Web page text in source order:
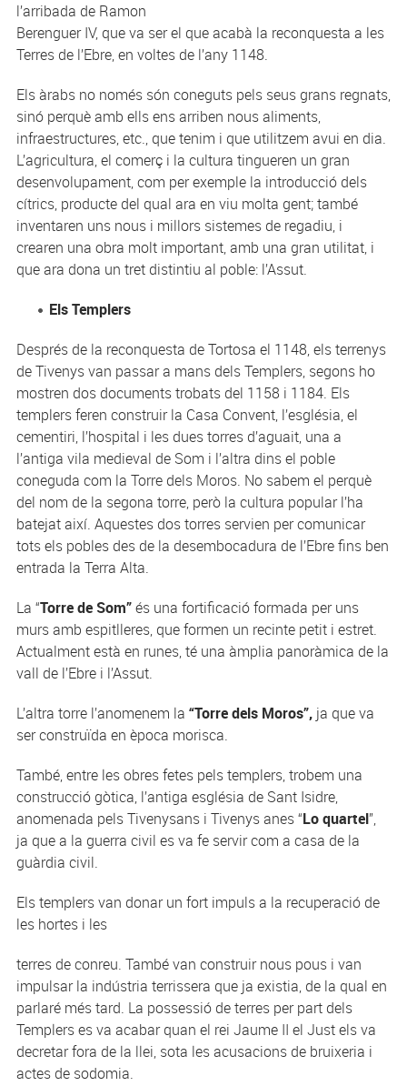
l’arribada de Ramon
Berenguer IV, que va ser el que acabà la reconquesta a les
Terres de l’Ebre, en voltes de l’any 1148.
Els àrabs no només són coneguts pels seus grans regnats,
sinó perquè amb ells ens arriben nous aliments,
infraestructures, etc., que tenim i que utilitzem avui en dia.
L’agricultura, el comerç i la cultura tingueren un gran
desenvolupament, com per exemple la introducció dels
cítrics, producte del qual ara en viu molta gent; també
inventaren uns nous i millors sistemes de regadiu, i
crearen una obra molt important, amb una gran utilitat, i
que ara dona un tret distintiu al poble: l’Assut.
Els Templers
Després de la reconquesta de Tortosa el 1148, els terrenys
de Tivenys van passar a mans dels Templers, segons ho
mostren dos documents trobats del 1158 i 1184. Els
templers feren construir la Casa Convent, l’església, el
cementiri, l’hospital i les dues torres d’aguait, una a
l’antiga vila medieval de Som i l’altra dins el poble
coneguda com la Torre dels Moros. No sabem el perquè
del nom de la segona torre, però la cultura popular l’ha
batejat així. Aquestes dos torres servien per comunicar
tots els pobles des de la desembocadura de l’Ebre fins ben
entrada la Terra Alta.
La “Torre de Som”és una fortificació formada per uns
murs amb espitlleres, que formen un recinte petit i estret.
Actualment està en runes, té una àmplia panoràmica de la
vall de l’Ebre i l’Assut.
L’altra torre l’anomenem la “Torre dels Moros”,ja que va
ser construïda en època morisca.
També, entre les obres fetes pels templers, trobem una
construcció gòtica, l’antiga església de Sant Isidre,
anomenada pels Tivenysans i Tivenys anes “Lo quartel”,
ja que a la guerra civil es va fe servir com a casa de la
guàrdia civil.
Els templers van donar un fort impuls a la recuperació de
les hortes i les
terres de conreu. També van construir nous pous i van
impulsar la indústria terrissera que ja existia, de la qual en
parlaré més tard. La possessió de terres per part dels
Templers es va acabar quan el rei Jaume II el Just els va
decretar fora de la llei, sota les acusacions de bruixeria i
actes de sodomia.